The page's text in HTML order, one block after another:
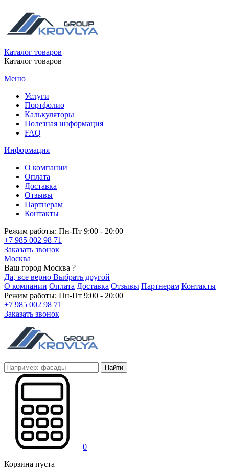
Каталог товаров
Каталог товаров
Меню
Услуги
Портфолио
Калькуляторы
Полезная информация
FAQ
Информация
О компании
Оплата
Доставка
Отзывы
Партнерам
Контакты
Режим работы: Пн-Пт 9:00 - 20:00
+7 985 002 98 71
Заказать звонок
Москва
Ваш город Москва ?
Да, все верно Выбрать другой
О компании Оплата Доставка Отзывы Партнерам Контакты
Режим работы: Пн-Пт 9:00 - 20:00
+7 985 002 98 71
Заказать звонок
Найти
0
Корзина пуста